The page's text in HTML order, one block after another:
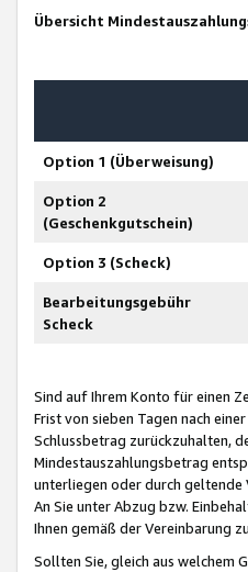
Übersicht
Option 1 (Überweisung)
Option 2
(Geschenkgutschein)
Option 3 (Scheck)
Bearbeitungsgebühr
Scheck
Sind auf Ihrem Konto für einen
Frist von sieben Tagen nach
Schlussbetrag zurückzuhalten,
Mindestauszahlungsbetrag
unterliegen oder durch
An Sie unter Abzug bzw.
Ihnen gemäß der Vereinbarung
Sollten Sie, gleich aus welchem